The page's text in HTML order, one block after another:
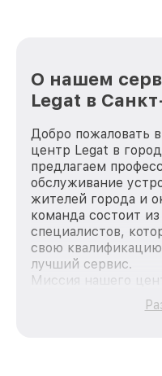
О нашем
Legat в
Добро пожаловать
центр Legat в
предлагаем
обслуживание
жителей города и
команда состоит
специалистов,
свою
лучший сервис.
Миссия нашего
качественный и
каждого